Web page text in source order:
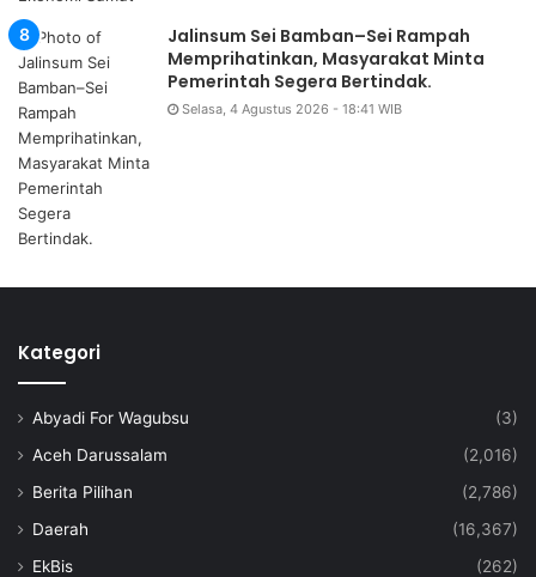
Jalinsum Sei Bamban–Sei Rampah
Memprihatinkan, Masyarakat Minta
Pemerintah Segera Bertindak.
Selasa, 4 Agustus 2026 - 18:41 WIB
Kategori
Abyadi For Wagubsu
(3)
Aceh Darussalam
(2,016)
Berita Pilihan
(2,786)
Daerah
(16,367)
EkBis
(262)